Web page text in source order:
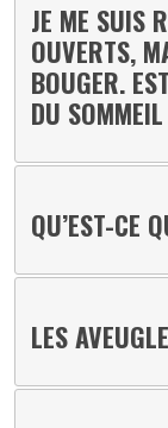
JE ME SUIS
OUVERTS,
BOUGER.
DU
QU’EST-CE
LES